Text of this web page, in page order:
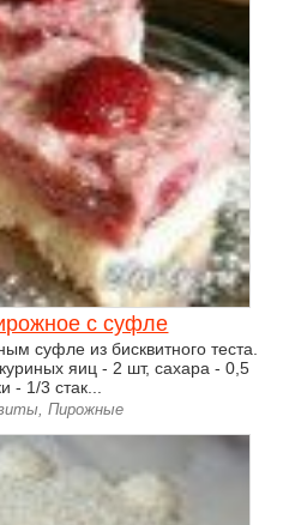
с суфле
суфле из бисквитного теста.
яиц - 2 шт, сахара - 0,5
- 1/3 стак...
Пирожные